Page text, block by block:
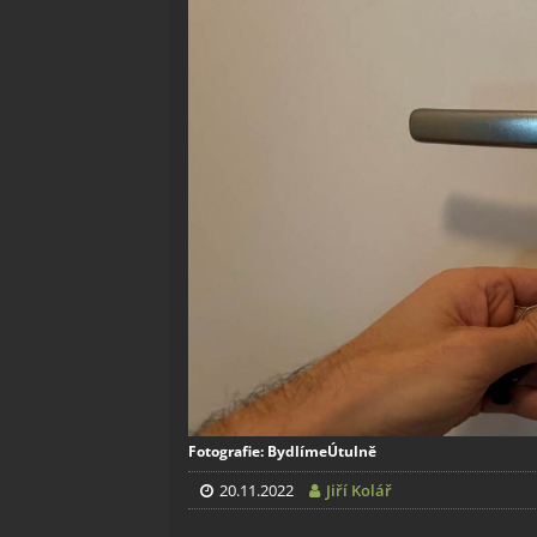
Fotografie: BydlímeÚtulně
20.11.2022 Jiří Kolář